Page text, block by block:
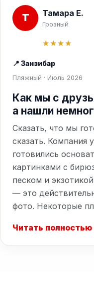
Т Тамара Е.
Грозный
★★★★
📍 Занзибар
Пляжный · Июль 2026
Как мы с
а нашли
Сказать, что мы
сказать. Компания
готовились
картинками с
песком и
— это
фото. Некоторые
Читать полностью